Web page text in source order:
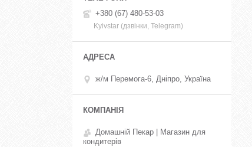
+380 (67) 480-53-03
Kyivstar (дзвінки, Telegram)
ж/м Перемога-6, Дніпро, Україна
Домашній Пекар | Магазин для
кондитерів